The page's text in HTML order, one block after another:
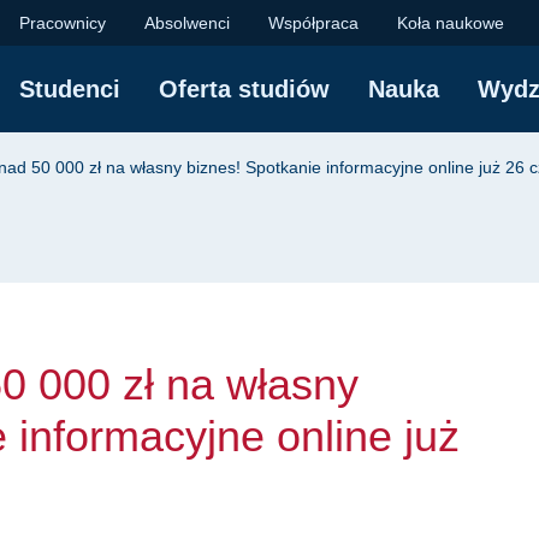
zł na własny
Pracownicy Absolwenci Współpraca Koła naukowe
Studenci Oferta studiów Nauka
50 000 zł na własny biznes! Spotkanie informacyjne online już 26
000 zł na własny
informacyjne online już